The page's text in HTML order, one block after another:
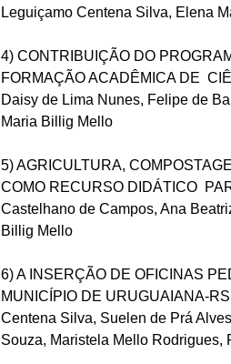
Leguiçamo Centena Silva, Elena
4) CONTRIBUIÇÃO DO
FORMAÇÃO ACADÊMICA DE
Daisy de Lima Nunes, Felipe de
Maria Billig Mello
5) AGRICULTURA,
COMO RECURSO DIDÁTICO
Castelhano de Campos, Ana
Billig Mello
6) A INSERÇÃO DE OFICINAS
MUNICÍPIO DE URUGUAIANA-
Centena Silva, Suelen de Prá
Souza, Maristela Mello